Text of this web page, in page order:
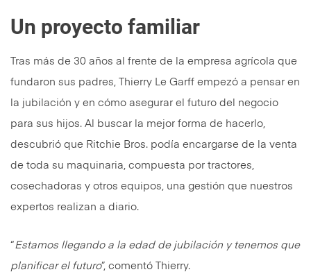
Un proyecto familiar
Tras más de 30 años al frente de la empresa agrícola que
fundaron sus padres, Thierry Le Garff empezó a pensar en
la jubilación y en cómo asegurar el futuro del negocio
para sus hijos. Al buscar la mejor forma de hacerlo,
descubrió que Ritchie Bros. podía encargarse de la venta
de toda su maquinaria, compuesta por tractores,
cosechadoras y otros equipos, una gestión que nuestros
expertos realizan a diario.
“ Estamos llegando a la edad de jubilación y tenemos que
planificar el futuro”, comentó Thierry.